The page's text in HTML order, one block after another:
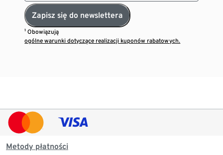
Zapisz się do newslettera
¹ Obowiązują
ogólne warunki dotyczące realizacji kuponów rabatowych.
Metody płatności